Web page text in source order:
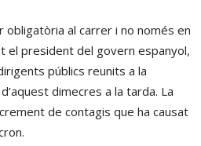
obligatòria al carrer i no només en
el president del govern espanyol,
públics reunits a la
dimecres a la tarda. La
de contagis que ha causat